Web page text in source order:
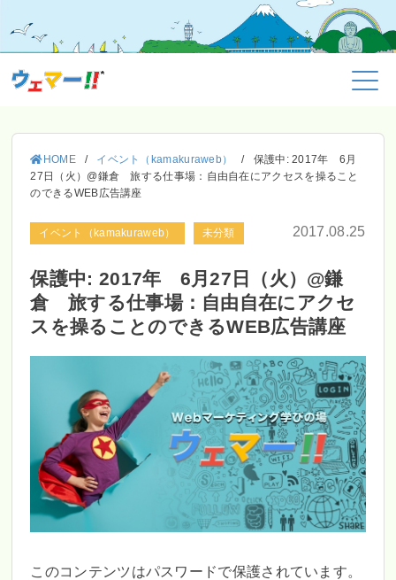
HOME / イベント（kamakuraweb） /
保護中: 2017年 6月
27日（火）@鎌倉 旅する仕事場：自由自在にアクセスを操ること
のできるWEB広告講座
イベント（kamakuraweb） 未分類 2017.08.25
保護中: 2017年 6月27日（火）@鎌
倉 旅する仕事場：自由自在にアクセ
スを操ることのできるWEB広告講座
このコンテンツはパスワードで保護されています。